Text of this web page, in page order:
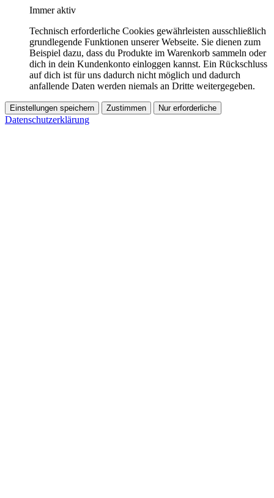
Immer aktiv
Technisch erforderliche Cookies gewährleisten ausschließlich
grundlegende Funktionen unserer Webseite. Sie dienen zum
Beispiel dazu, dass du Produkte im Warenkorb sammeln oder
dich in dein Kundenkonto einloggen kannst. Ein Rückschluss
auf dich ist für uns dadurch nicht möglich und dadurch
anfallende Daten werden niemals an Dritte weitergegeben.
Einstellungen speichern Zustimmen Nur erforderliche
Datenschutzerklärung